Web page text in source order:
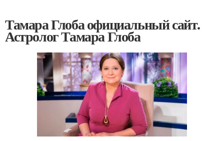
Тамара Глоба официальный сайт.
Астролог Тамара Глоба